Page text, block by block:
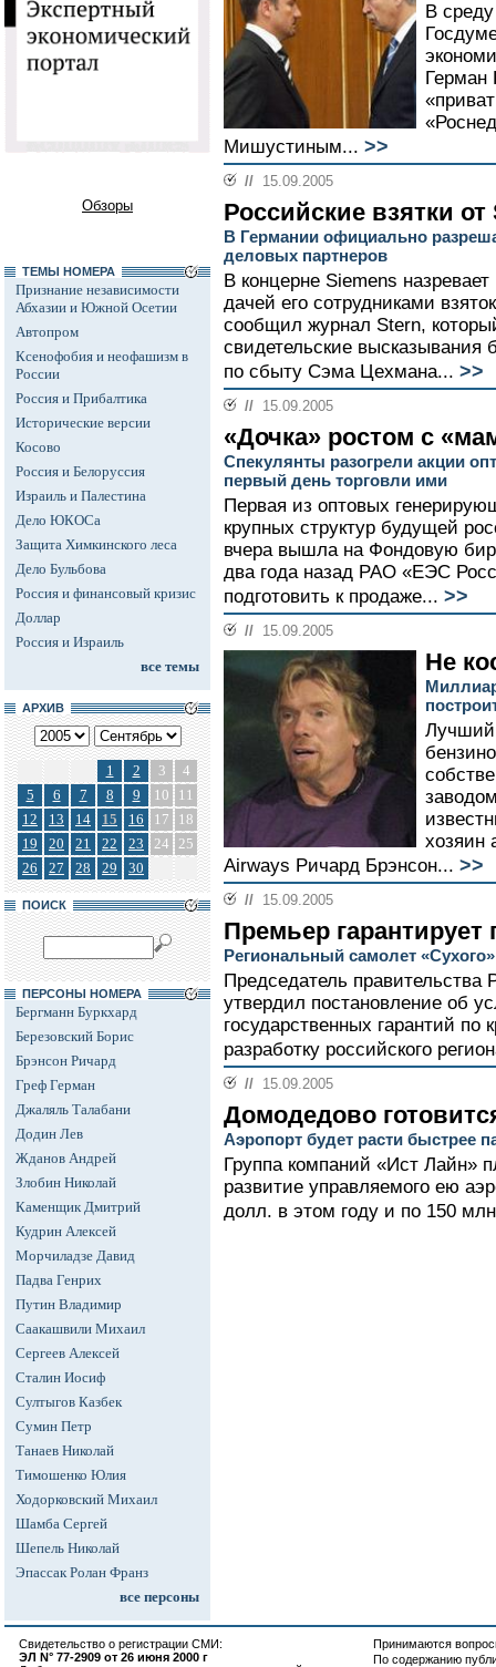
Обзоры
ТЕМЫ НОМЕРА
Признание независимости
Абхазии и Южной Осетии
Автопром
Ксенофобия и неофашизм в
России
Россия и Прибалтика
Исторические версии
Косово
Россия и Белоруссия
Израиль и Палестина
Дело ЮКОСа
Защита Химкинского леса
Дело Бульбова
Россия и финансовый кризис
Доллар
Россия и Израиль
все темы
АРХИВ
1 2 3
4
5
6 7 8 9 10
11
12
13 14 15 16 17
18
19
20 21 22 23 24 25
26
27 28 29 30
ПОИСК
ПЕРСОНЫ НОМЕРА
Бергманн Буркхард
Березовский Борис
Брэнсон Ричард
Греф Герман
Джаляль Талабани
Додин Лев
Жданов Андрей
Злобин Николай
Каменщик Дмитрий
Кудрин Алексей
Морчиладзе Давид
Падва Генрих
Путин Владимир
Саакашвили Михаил
Сергеев Алексей
Сталин Иосиф
Султыгов Казбек
Сумин Петр
Танаев Николай
Тимошенко Юлия
Ходорковский Михаил
Шамба Сергей
Шепель Николай
Эпассак Ролан Франз
все персоны
В
Герман
Мишустиным... >>
// 15.09.2005
Российские взятки от
В Германии официально
деловых партнеров
В концерне Siemens
дачей его сотрудниками
сообщил журнал Stern,
свидетельские высказывания
по сбыту Сэма Цехмана... >>
// 15.09.2005
«Дочка» ростом с
Спекулянты разогрели акции
первый день торговли ими
Первая из оптовых
крупных структур будущей
вчера вышла на Фондовую
два года назад РАО «ЕЭС
подготовить к продаже... >>
// 15.09.2005
Не
Лучший
хозяин
Airways Ричард Брэнсон... >>
// 15.09.2005
Премьер гарантирует
Региональный самолет
Председатель
утвердил постановление об
государственных гарантий
разработку российского
// 15.09.2005
Домодедово
Аэропорт будет расти быстрее
Группа компаний «Ист Лайн»
развитие управляемого ею
долл. в этом году и по 150
Свидетельство о регистрации СМИ:
ЭЛ N° 77-2909 от 26 июня 2000 г
Принимаются
По содержанию